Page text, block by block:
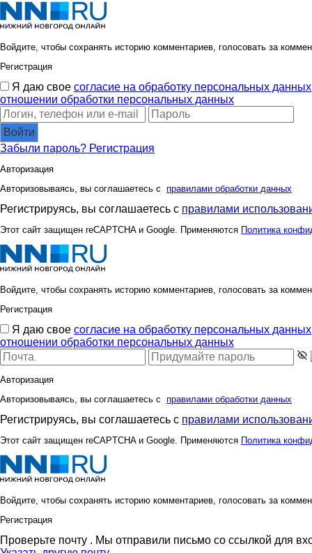
Войдите, чтобы сохранять историю комментариев, голосовать за
Регистрация
Я даю свое согласие на обработку персональных данных
отношении обработки персональных данных
Войти
Забыли пароль? Регистрация
Авторизация
Авторизовываясь, вы соглашаетесь с правилами обработки данных
Регистрируясь, вы соглашаетесь с правилами
Этот сайт защищен reCAPTCHA и Google. Применяются Политика
Войдите, чтобы сохранять историю комментариев, голосовать за
Регистрация
Я даю свое согласие на обработку персональных данных
отношении обработки персональных данных
Авторизация
Авторизовываясь, вы соглашаетесь с правилами обработки данных
Регистрируясь, вы соглашаетесь с правилами
Этот сайт защищен reCAPTCHA и Google. Применяются Политика
Войдите, чтобы сохранять историю комментариев, голосовать за
Регистрация
Проверьте почту . Мы отправили письмо со ссылкой для